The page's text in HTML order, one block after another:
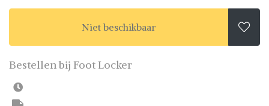
Niet beschikbaar 
Bestellen bij Foot Locker